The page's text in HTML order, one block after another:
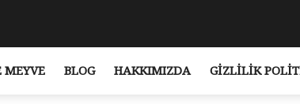
MEYVE BLOG HAKKIMIZDA GIZLILIK